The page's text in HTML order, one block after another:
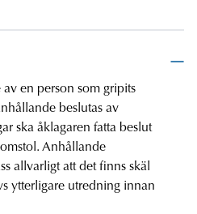
en person som gripits
beslutas av
ska åklagaren fatta beslut
Anhållande
allvarligt att det finns skäl
ytterligare utredning innan